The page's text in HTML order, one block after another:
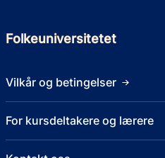
Folkeuniversitetet
Vilkår og betingelser
For kursdeltakere og lærere